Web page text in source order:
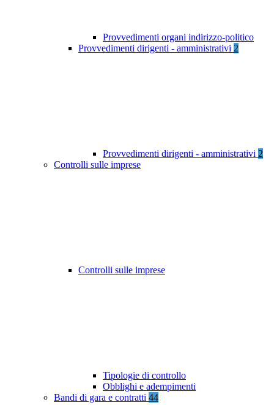
Provvedimenti organi indirizzo-politico
Provvedimenti dirigenti - amministrativi 2
Provvedimenti dirigenti - amministrativi 2
Controlli sulle imprese
Controlli sulle imprese
Tipologie di controllo
Obblighi e adempimenti
Bandi di gara e contratti 44